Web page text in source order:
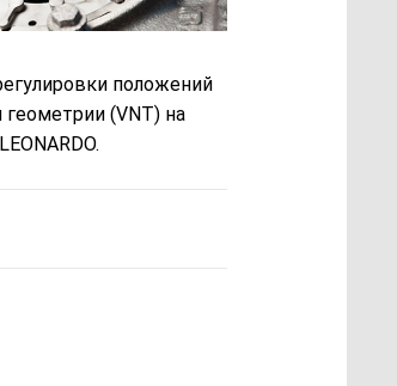
положений
(VNT) на